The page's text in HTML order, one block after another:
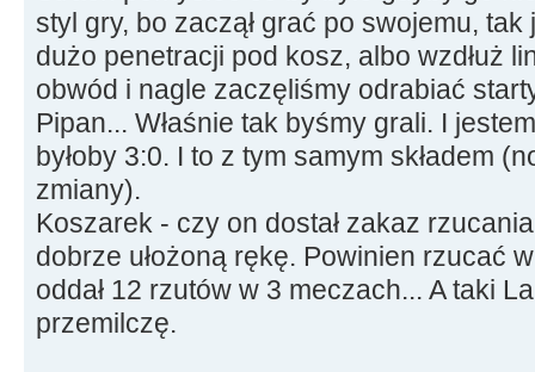
styl gry, bo zaczął grać po swojemu,
dużo penetracji pod kosz, albo wzdłuż
obwód i nagle zaczęliśmy odrabiać
Pipan... Właśnie tak byśmy grali. I
byłoby 3:0. I to z tym samym składem
zmiany).
Koszarek - czy on dostał zakaz
dobrze ułożoną rękę. Powinien rzucać
oddał 12 rzutów w 3 meczach... A taki
przemilczę.